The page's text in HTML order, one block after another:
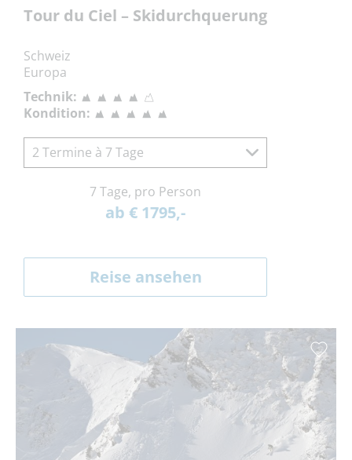
Tour du Ciel – Skidurchquerung
Schweiz
Europa
Technik:
Kondition:
2 Termine à 7 Tage
7 Tage, pro Person
ab € 1795,-
Reise ansehen